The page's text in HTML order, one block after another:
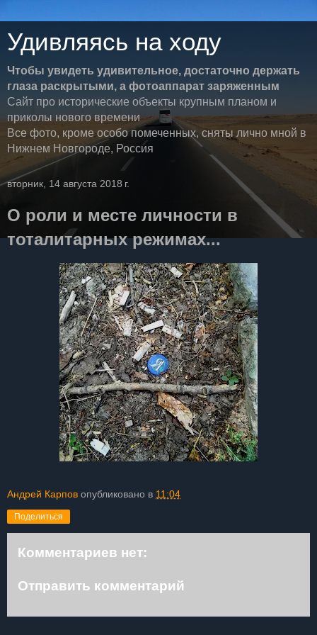
Удивляясь на ходу
Чтобы увидеть удивительное, достаточно держать
глаза раскрытыми, а фотоаппарат заряженным
Сайт про исторические объекты крупным планом и
приколы нового времени
Все фото, кроме особо помеченных, сняты лично мной в
Нижнем Новгороде, Россия
вторник, 14 августа 2018 г.
О роли и месте личности в
тоталитарных режимах...
Андрей Карпов опубликовано в 11:04
Поделиться
Комментариев нет:
Отправить комментарий